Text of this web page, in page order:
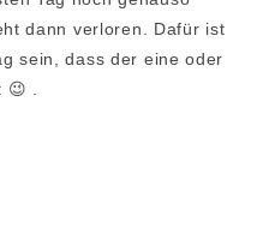
dann verloren. Dafür ist
sein, dass der eine oder
.